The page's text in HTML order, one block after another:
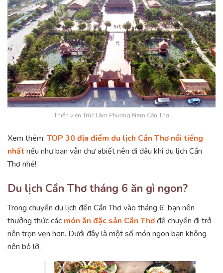
Thiền viện Trúc Lâm Phương Nam Cần Thơ
Xem thêm: TOP 30 địa điểm du lịch Cần Thơ nổi tiếng
nhất nếu như bạn vẫn chư abiết nên đi đâu khi du lịch Cần
Thơ nhé!
Du lịch Cần Thơ tháng 6 ăn gì ngon?
Trong chuyến du lịch đến Cần Thơ vào tháng 6, bạn nên
thưởng thức các món ăn đặc sản Cần Thơđể chuyến đi trở
nên trọn vẹn hơn. Dưới đây là một số món ngon bạn không
nên bỏ lỡ: